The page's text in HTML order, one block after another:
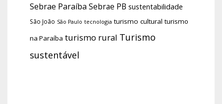
Sebrae Paraíba Sebrae PB sustentabilidade
São João São Paulo tecnologia turismo cultural turismo
na Paraíba turismo rural Turismo
sustentável